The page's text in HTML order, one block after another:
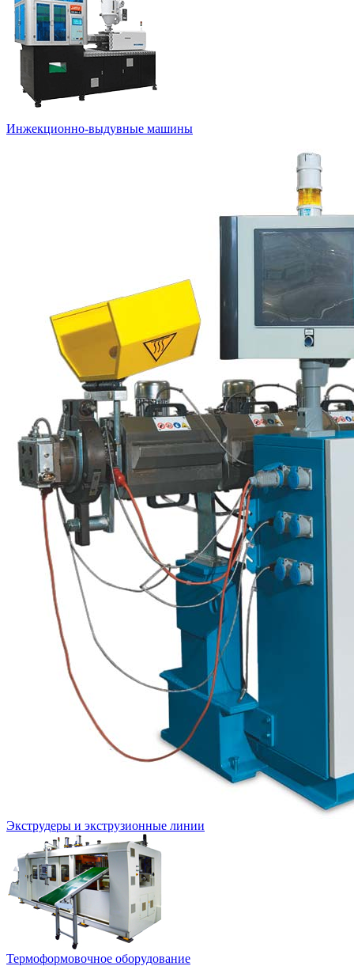
Инжекционно-выдувные машины
Экструдеры и экструзионные линии
Термоформовочное оборудование